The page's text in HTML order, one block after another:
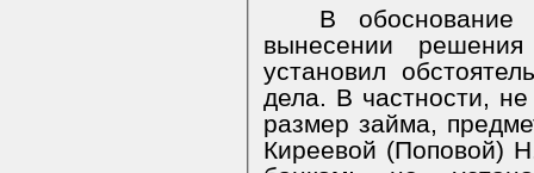
В обоснование
вынесении
установил
дела. В частности,
размер займа,
Киреевой (Поповой)